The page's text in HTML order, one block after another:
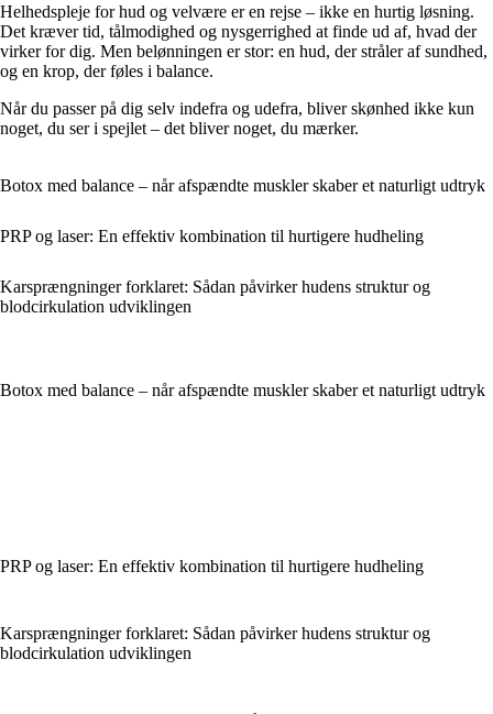
Helhedspleje for hud og velvære er en rejse – ikke en hurtig løsning.
Det kræver tid, tålmodighed og nysgerrighed at finde ud af, hvad der
virker for dig. Men belønningen er stor: en hud, der stråler af sundhed,
og en krop, der føles i balance.
Når du passer på dig selv indefra og udefra, bliver skønhed ikke kun
noget, du ser i spejlet – det bliver noget, du mærker.
Botox med balance – når afspændte muskler skaber et naturligt udtryk
PRP og laser: En effektiv kombination til hurtigere hudheling
Karsprængninger forklaret: Sådan påvirker hudens struktur og
blodcirkulation udviklingen
Botox med balance – når afspændte muskler skaber et naturligt udtryk
PRP og laser: En effektiv kombination til hurtigere hudheling
Karsprængninger forklaret: Sådan påvirker hudens struktur og
blodcirkulation udviklingen